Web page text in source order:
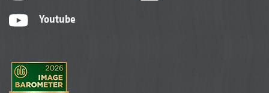
Youtube